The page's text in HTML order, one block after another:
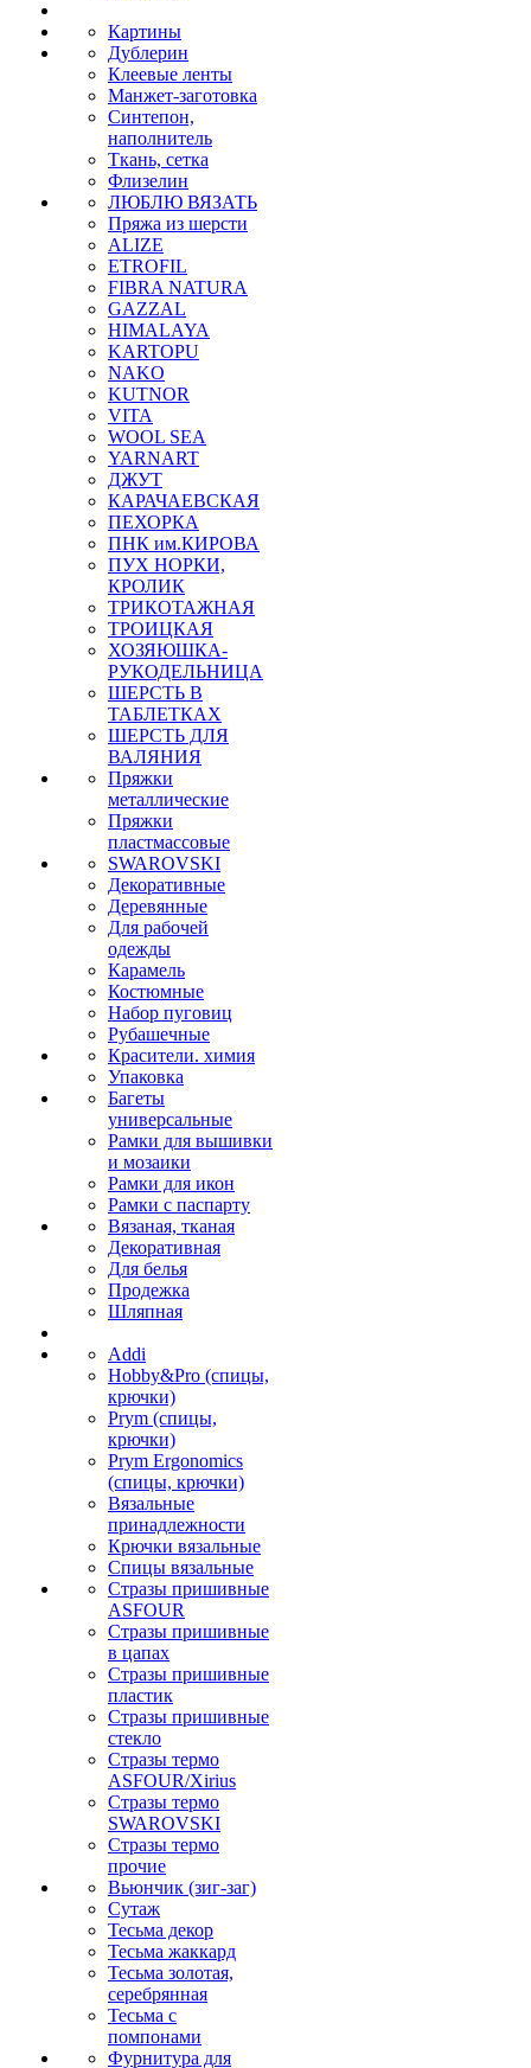
Картины
Дублерин
Клеевые ленты
Манжет-заготовка
Синтепон,
наполнитель
Ткань, сетка
Флизелин
ЛЮБЛЮ ВЯЗАТЬ
Пряжа из шерсти
ALIZE
ETROFIL
FIBRA NATURA
GAZZAL
HIMALAYA
KARTOPU
NAKO
KUTNOR
VITA
WOOL SEA
YARNART
ДЖУТ
КАРАЧАЕВСКАЯ
ПЕХОРКА
ПНК им.КИРОВА
ПУХ НОРКИ,
КРОЛИК
ТРИКОТАЖНАЯ
ТРОИЦКАЯ
ХОЗЯЮШКА-
РУКОДЕЛЬНИЦА
ШЕРСТЬ В
ТАБЛЕТКАХ
ШЕРСТЬ ДЛЯ
ВАЛЯНИЯ
Пряжки
металлические
Пряжки
пластмассовые
SWAROVSKI
Декоративные
Деревянные
Для рабочей
одежды
Карамель
Костюмные
Набор пуговиц
Рубашечные
Красители. химия
Упаковка
Багеты
универсальные
Рамки для вышивки
и мозаики
Рамки для икон
Рамки с паспарту
Вязаная, тканая
Декоративная
Для белья
Продежка
Шляпная
Addi
Hobby&Pro (спицы,
крючки)
Prym (спицы,
крючки)
Prym Ergonomics
(спицы, крючки)
Вязальные
принадлежности
Крючки вязальные
Спицы вязальные
Стразы пришивные
ASFOUR
Стразы пришивные
в цапах
Стразы пришивные
пластик
Стразы пришивные
стекло
Стразы термо
ASFOUR/Xirius
Стразы термо
SWAROVSKI
Стразы термо
прочие
Вьюнчик (зиг-заг)
Сутаж
Тесьма декор
Тесьма жаккард
Тесьма золотая,
серебрянная
Тесьма с
помпонами
Фурнитура для